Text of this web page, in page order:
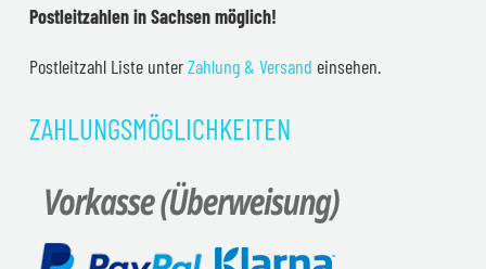
Postleitzahlen in Sachsen möglich!
Postleitzahl Liste unterZahlung & Versand einsehen.
ZAHLUNGSMÖGLICHKEITEN